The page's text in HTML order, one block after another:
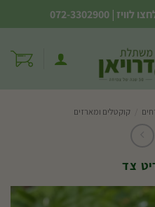
לוויז |
072-3302900
קוקטלים ומארזים
צד